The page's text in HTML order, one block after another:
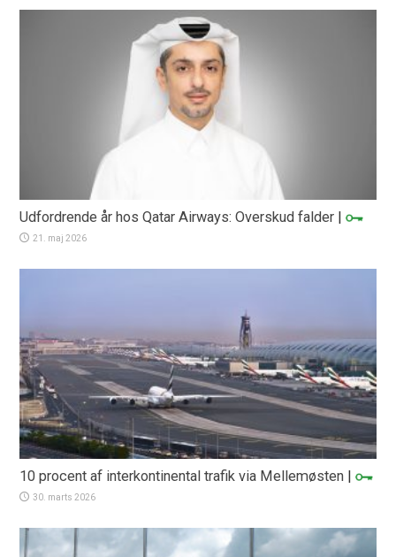
Udfordrende år hos Qatar Airways: Overskud falder |
21. maj 2026
10 procent af interkontinental trafik via Mellemøsten |
30. marts 2026